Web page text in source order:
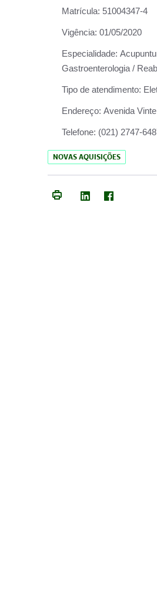
Matrícula: 51004347-4
Vigência: 01/05/2020
Especialidade:
Gastroenterologia /
Tipo de atendimento:
Endereço: Avenida
Telefone: (021) 2747-
NOVAS AQUISIÇÕES